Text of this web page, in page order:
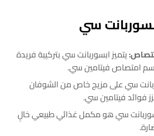
سي
يتميز ابسوربانت سي بتركيبة فريدة
امتصاص فيتامين سي.
سي على مزيج خاص من الشوفان
فوائد فيتامين سي.
سي هو مكمل غذائي طبيعي خالٍ